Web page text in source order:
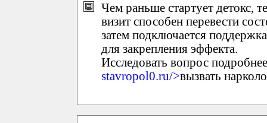
Чем раньше стартует детокс,
визит способен перевести
затем подключается
для закрепления эффекта.
Исследовать вопрос
stavropol0.ru/>вызвать